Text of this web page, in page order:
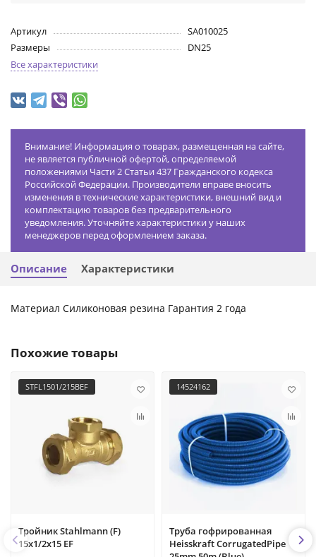
Артикул
SA010025
Размеры
DN25
Все характеристики
Внимание! Информация о товарах, размещенная на сайте,
не является публичной офертой, определяемой
положениями Части 2 Статьи 437 Гражданского кодекса
Российской Федерации. Производители вправе вносить
изменения в технические характеристики, внешний вид и
комплектацию товаров без предварительного
уведомления. Уточняйте характеристики у наших
менеджеров перед оформлением заказа.
Описание Характеристики
Материал Силиконовая резина Гарантия 2 года
Похожие товары
STFL1501/215BEF
Тройник Stahlmann (F)
15х1/2х15 EF
14524162
Труба гофрированная
Heisskraft CorrugatedPipe